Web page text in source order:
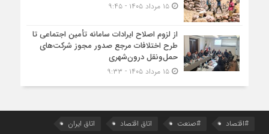
۱۵ مرداد ۱۴۰۵ - ۹:۴۵
از لزوم اصلاح ایرادات سامانه تأمین اجتماعی تا
طرح اختلافات مرجع صدور مجوز شرکت‌های
حمل‌ونقل درون‌شهری
۱۵ مرداد ۱۴۰۵ - ۹:۳۳
#اقتصاد #صنعت اتاق اقتصاد اتاق ایران